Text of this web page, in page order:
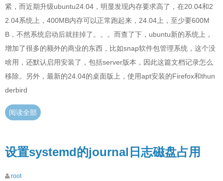
紧，而近期升级ubuntu24.04，明显发现内存要求高了，在20.04和2
2.04系统上，400MB内存可以正常跑起来，24.04上，至少要600M
B，不然系统启动后就挂掉了。。。而查了下，ubuntu新的系统上，
增加了很多的额外的商业的东西，比如snap软件包管理系统，这个没
啥用，还默认启用安装了，包括server版本，因此这篇文档记录怎么
移除。另外，最新的24.04的桌面版上，使用apt安装的Firefox和thun
derbird
阅读全部
设置systemd的journal日志磁盘占用
root